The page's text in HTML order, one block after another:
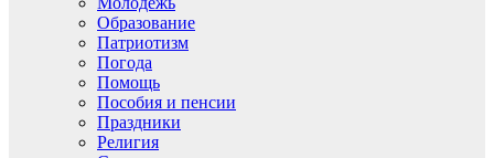
Образование
Патриотизм
Погода
Помощь
Пособия и пенсии
Праздники
Религия